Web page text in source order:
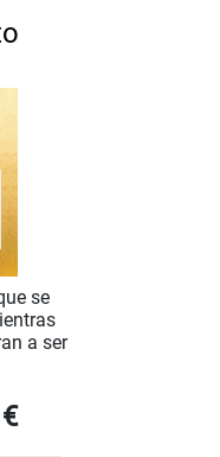
se
a ser